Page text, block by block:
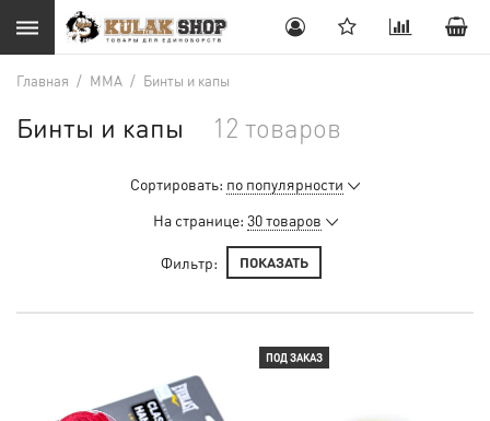
Главная / MMA / Бинты и капы
Бинты и капы 12 товаров
Сортировать: по популярности
На странице: 30 товаров
Фильтр: ПОКАЗАТЬ
ПОД ЗАКАЗ